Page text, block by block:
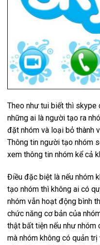
Theo như tui biết thì skype
những ai là người tạo ra
đặt nhóm và loại bỏ thành
Thông tin người tạo nhóm
xem thông tin nhóm kể cả
Điều đặc biệt là nếu nhóm
tạo nhóm thì không ai có
nhóm vẫn hoạt động bình
chức năng cơ bản của
thật bất tiện nếu như nhóm
mà nhóm không có quản